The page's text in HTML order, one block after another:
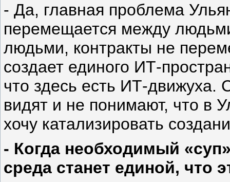
- Да, главная проблема
перемещается между
людьми, контракты не
создает единого ИТ-
что здесь есть ИТ-движуха.
видят и не понимают, что в
хочу катализировать
- Когда необходимый
среда станет единой, что